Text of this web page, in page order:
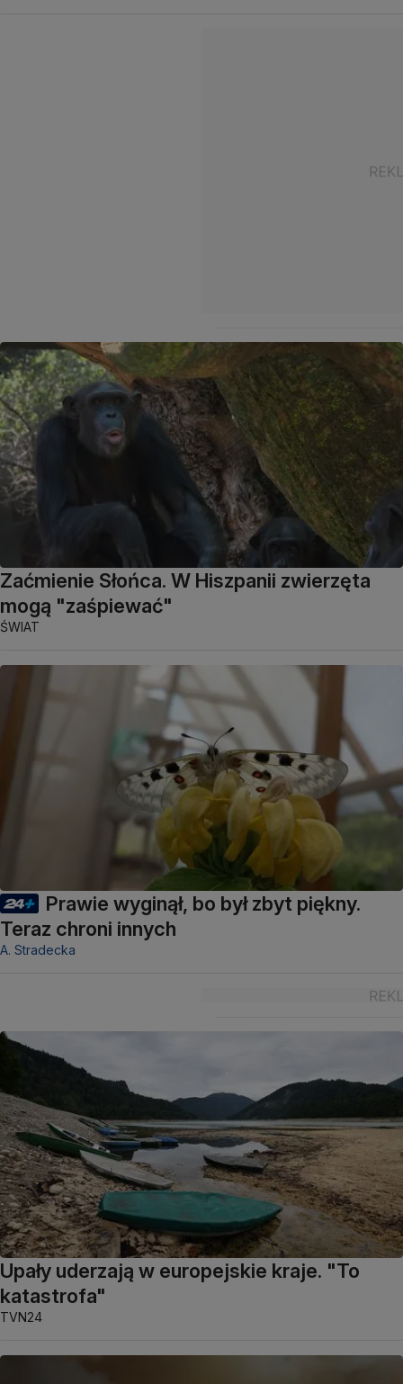
Zaćmienie Słońca. W Hiszpanii zwierzęta
mogą "zaśpiewać"
ŚWIAT
Prawie wyginął, bo był zbyt piękny.
Teraz chroni innych
A. Stradecka
Upały uderzają w europejskie kraje. "To
katastrofa"
TVN24